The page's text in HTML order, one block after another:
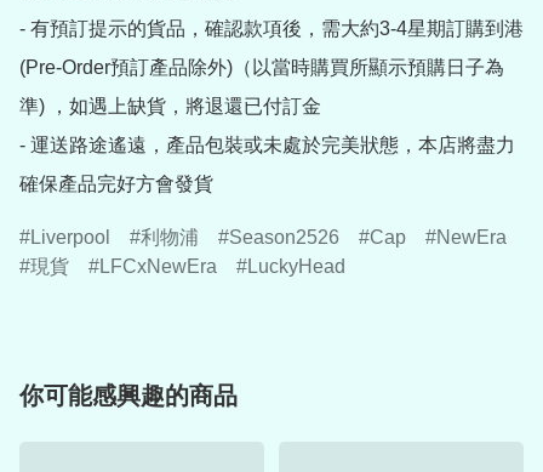
- 有預訂提示的貨品，確認款項後，需大約3-4星期訂購到港
(Pre-Order預訂產品除外)（以當時購買所顯示預購日子為
準) ，如遇上缺貨，將退還已付訂金
- 運送路途遙遠，產品包裝或未處於完美狀態，本店將盡力
確保產品完好方會發貨
Liverpool 利物浦 Season2526 Cap
NewEra
現貨
LFCxNewEra LuckyHead
你可能感興趣的商品